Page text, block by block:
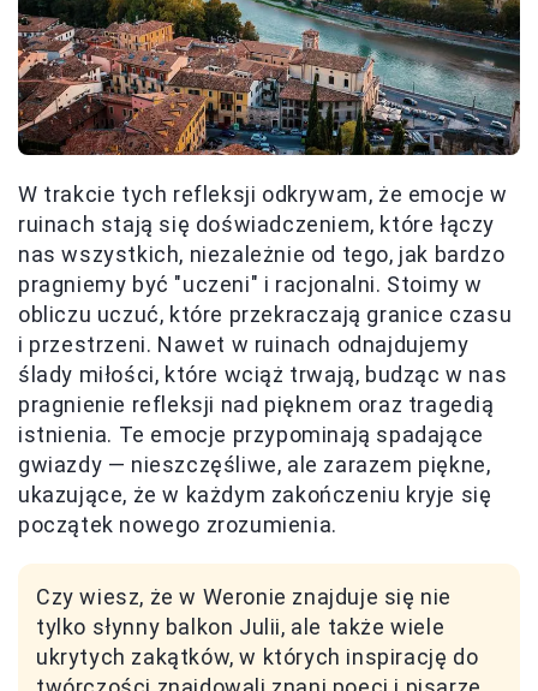
W trakcie tych refleksji odkrywam, że emocje w
ruinach stają się doświadczeniem, które łączy
nas wszystkich, niezależnie od tego, jak bardzo
pragniemy być "uczeni" i racjonalni. Stoimy w
obliczu uczuć, które przekraczają granice czasu
i przestrzeni. Nawet w ruinach odnajdujemy
ślady miłości, które wciąż trwają, budząc w nas
pragnienie refleksji nad pięknem oraz tragedią
istnienia. Te emocje przypominają spadające
gwiazdy — nieszczęśliwe, ale zarazem piękne,
ukazujące, że w każdym zakończeniu kryje się
początek nowego zrozumienia.
Czy wiesz, że w Weronie znajduje się nie
tylko słynny balkon Julii, ale także wiele
ukrytych zakątków, w których inspirację do